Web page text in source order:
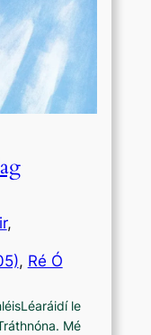
,
, Ré Ó
le
Mé